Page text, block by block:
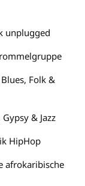
unplugged
Folk &
& Jazz
HipHop
afrokaribische